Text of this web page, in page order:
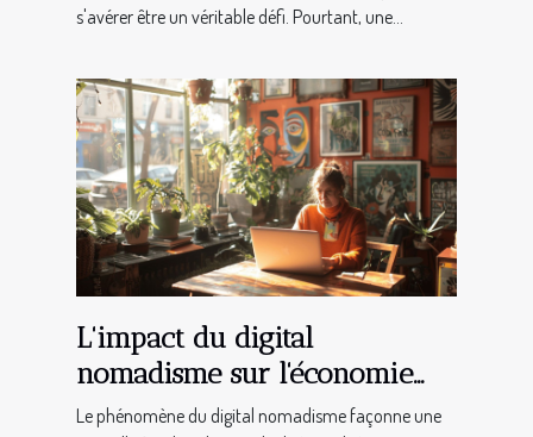
personnelles
s'avérer être un véritable défi. Pourtant, une...
L'impact du digital
nomadisme sur l'économie
locale et globale
Le phénomène du digital nomadisme façonne une